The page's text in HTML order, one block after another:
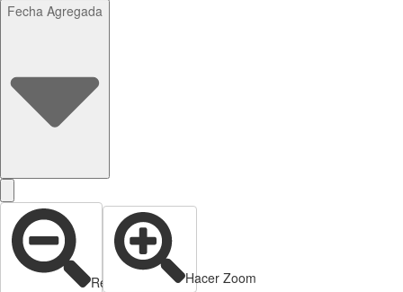
Fecha Agregada
Reducir zoom Hacer Zoom